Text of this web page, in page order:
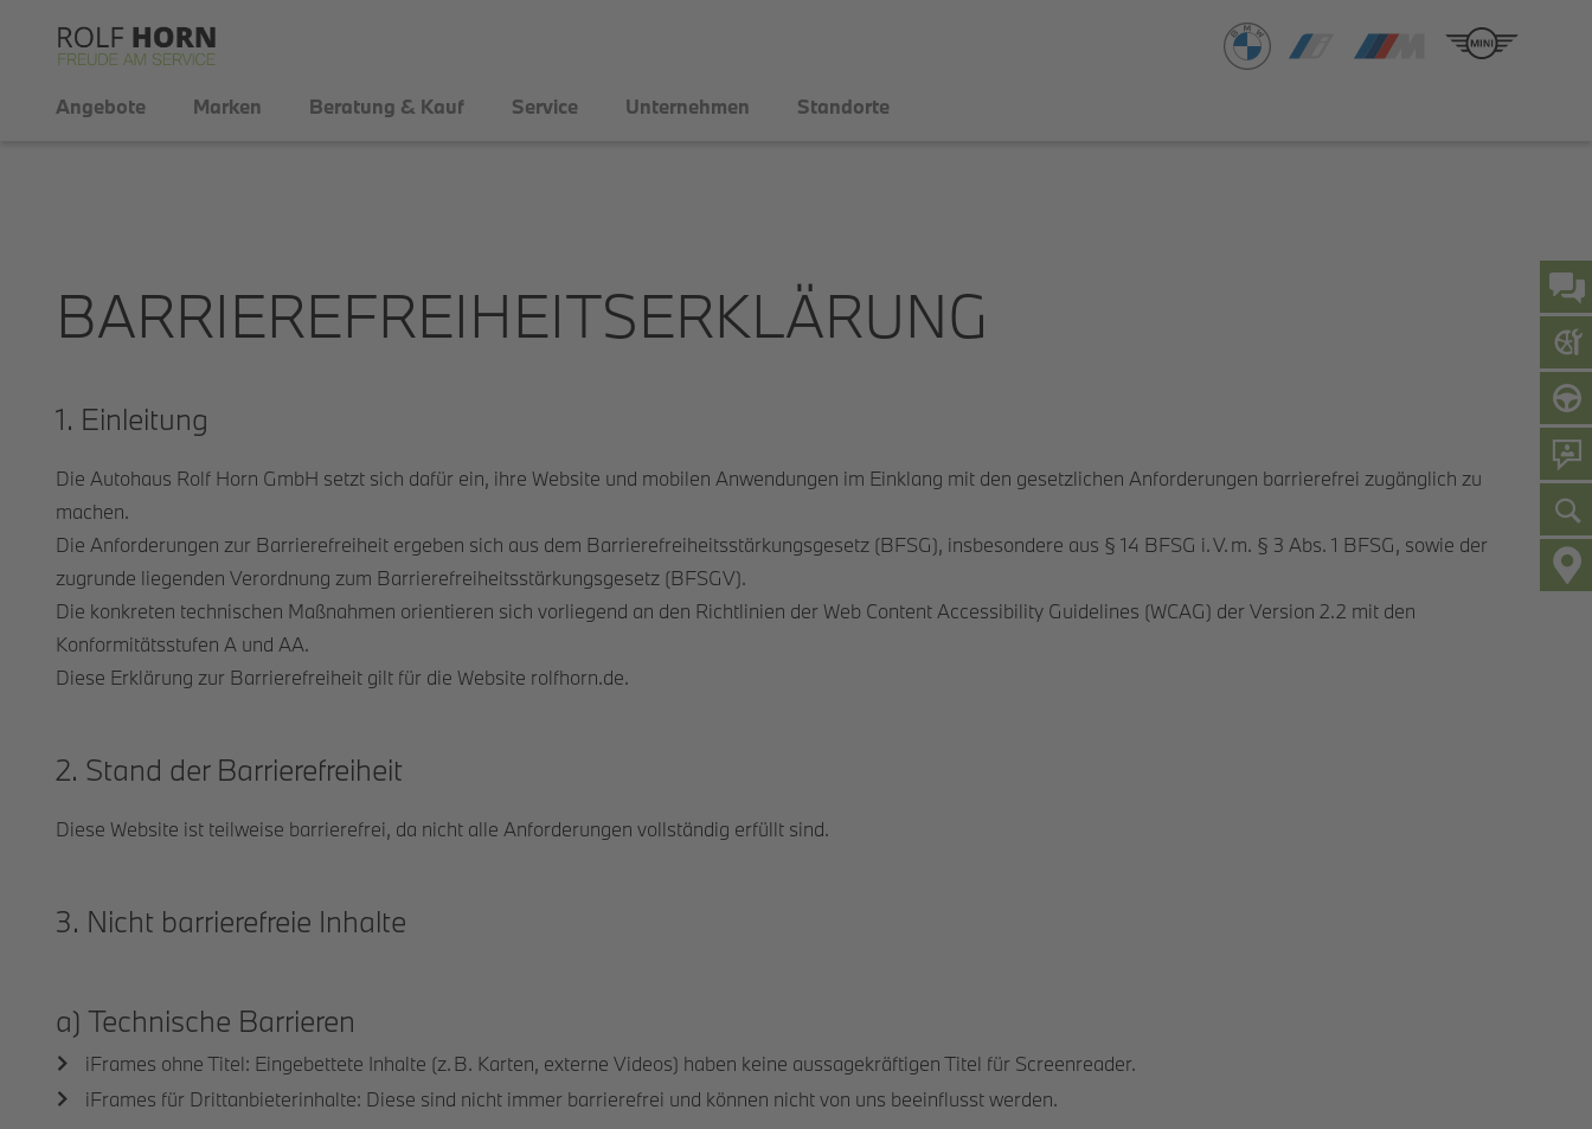
Angebote Marken Beratung & Kauf Service Unternehmen Standorte
BARRIEREFREIHEITSERKLÄRUNG
1. Einleitung
Die Autohaus Rolf Horn GmbH setzt sich dafür ein, ihre Website und mobilen Anwendungen im Einklang mit den gesetzlichen Anforderungen barrierefrei zugänglich zu
machen.
Die Anforderungen zur Barrierefreiheit ergeben sich aus dem Barrierefreiheitsstärkungsgesetz (BFSG), insbesondere aus § 14 BFSG i. V. m. § 3 Abs. 1 BFSG, sowie der
zugrunde liegenden Verordnung zum Barrierefreiheitsstärkungsgesetz (BFSGV).
Die konkreten technischen Maßnahmen orientieren sich vorliegend an den Richtlinien der Web Content Accessibility Guidelines (WCAG) der Version 2.2 mit den
Konformitätsstufen A und AA.
Diese Erklärung zur Barrierefreiheit gilt für die Website rolfhorn.de.
2. Stand der Barrierefreiheit
Diese Website ist teilweise barrierefrei, da nicht alle Anforderungen vollständig erfüllt sind.
3. Nicht barrierefreie Inhalte
a) Technische Barrieren
iFrames ohne Titel: Eingebettete Inhalte (z. B. Karten, externe Videos) haben keine aussagekräftigen Titel für Screenreader.
iFrames für Drittanbieterinhalte: Diese sind nicht immer barrierefrei und können nicht von uns beeinflusst werden.